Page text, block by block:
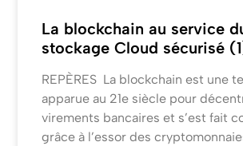
La blockchain au service
stockage Cloud sécurisé
REPÈRES La blockchain est une
apparue au 21e siècle pour
virements bancaires et s’est fait
grâce à l’essor des